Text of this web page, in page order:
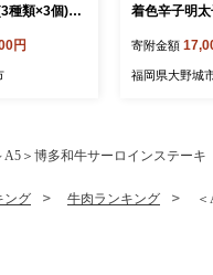
種類×3個)
円
着色辛子明
野城市)【
寄附金額
福岡県大野城
A5＞博多和牛サーロインステーキ
ング 牛肉ランキング